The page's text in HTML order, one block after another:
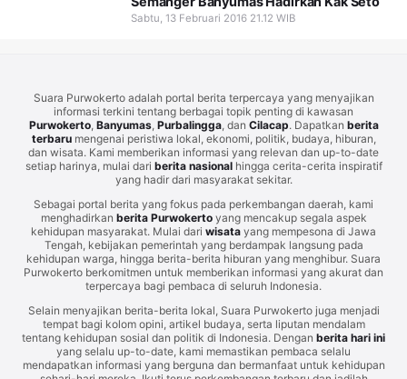
Sabtu, 13 Februari 2016 21.12 WIB
Suara Purwokerto adalah portal berita terpercaya yang menyajikan
informasi terkini tentang berbagai topik penting di kawasan
Purwokerto, Banyumas, Purbalingga, dan Cilacap. Dapatkan berita
terbarumengenai peristiwa lokal, ekonomi, politik, budaya, hiburan,
dan wisata. Kami memberikan informasi yang relevan dan up-to-date
setiap harinya, mulai dari berita nasionalhingga cerita-cerita inspiratif
yang hadir dari masyarakat sekitar.
Sebagai portal berita yang fokus pada perkembangan daerah, kami
menghadirkan berita Purwokertoyang mencakup segala aspek
kehidupan masyarakat. Mulai dari wisata yang mempesona di Jawa
Tengah, kebijakan pemerintah yang berdampak langsung pada
kehidupan warga, hingga berita-berita hiburan yang menghibur. Suara
Purwokerto berkomitmen untuk memberikan informasi yang akurat dan
terpercaya bagi pembaca di seluruh Indonesia.
Selain menyajikan berita-berita lokal, Suara Purwokerto juga menjadi
tempat bagi kolom opini, artikel budaya, serta liputan mendalam
tentang kehidupan sosial dan politik di Indonesia. Dengan berita hari ini
yang selalu up-to-date, kami memastikan pembaca selalu
mendapatkan informasi yang berguna dan bermanfaat untuk kehidupan